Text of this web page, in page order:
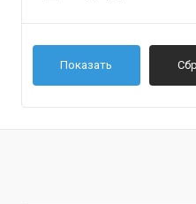
Показать